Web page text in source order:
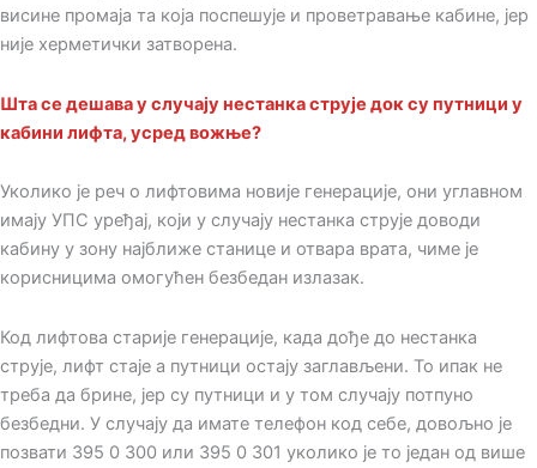
висине промаја та која поспешује и проветравање кабине, јер
није херметички затворена.
Шта се дешава у случају нестанка струје док су путници у
кабини лифта, усред вожње?
Уколико је реч о лифтовима новије генерације, они углавном
имају УПС уређај, који у случају нестанка струје доводи
кабину у зону најближе станице и отвара врата, чиме је
корисницима омогућен безбедан излазак.
Код лифтова старије генерације, када дође до нестанка
струје, лифт стаје а путници остају заглављени. То ипак не
треба да брине, јер су путници и у том случају потпуно
безбедни. У случају да имате телефон код себе, довољно је
позвати 395 0 300 или 395 0 301 уколико је то један од више